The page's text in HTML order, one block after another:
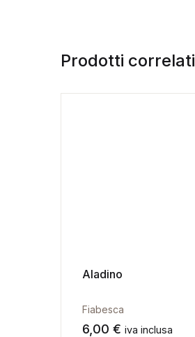
Prodotti correlati
Aladino
Fiabesca
6,00 € iva inclusa